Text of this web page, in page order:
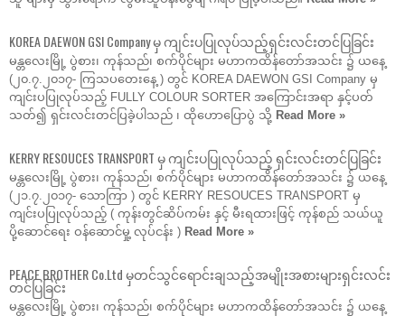
KOREA DAEWON GSI Company မှ ကျင်းပပြုလုပ်သည့်ရှင်းလင်းတင်ပြခြင်း
မန္တလေးမြို့ ပွဲစား၊ ကုန်သည်၊ စက်ပိုင်များ မဟာကထိန်တော်အသင်း ၌ ယနေ့
(၂၀.၇.၂၀၁၇- ကြသပတေးနေ့ ) တွင် KOREA DAEWON GSI Company မှ
ကျင်းပပြုလုပ်သည့် FULLY COLOUR SORTER အကြောင်းအရာ နှင့်ပတ်
သတ်၍ ရှင်းလင်းတင်ပြခဲ့ပါသည် ၊ ထိုဟောပြောပွဲ သို့ Read More »
KERRY RESOUCES TRANSPORT မှ ကျင်းပပြုလုပ်သည့် ရှင်းလင်းတင်ပြခြင်း
မန္တလေးမြို့ ပွဲစား၊ ကုန်သည်၊ စက်ပိုင်များ မဟာကထိန်တော်အသင်း ၌ ယနေ့
(၂၁.၇.၂၀၁၇- သောကြာ ) တွင် KERRY RESOUCES TRANSPORT မှ
ကျင်းပပြုလုပ်သည့် ( ကုန်းတွင်ဆိပ်ကမ်း နှင့် မီးရထားဖြင့် ကုန်စည် သယ်ယူ
ပို့ဆောင်ရေး ဝန်ဆောင်မှု့ လုပ်ငန်း ) Read More »
PEACE BROTHER Co.Ltd မှတင်သွင်ရောင်းချသည့်အမျိုးအစားများရှင်းလင်း
တင်ပြခြင်း
မန္တလေးမြို့ ပွဲစား၊ ကုန်သည်၊ စက်ပိုင်များ မဟာကထိန်တော်အသင်း ၌ ယနေ့